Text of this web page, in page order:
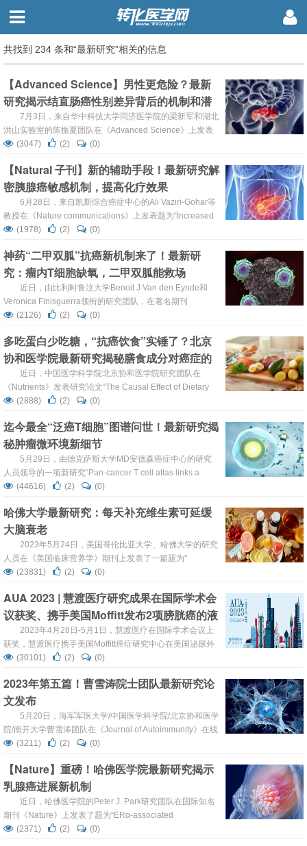
共找到 234 条和“最新研究”相关的信息
【Advanced Science】男性更危险？最新
研究揭示结直肠癌性别差异背后的机制和潜
在治疗靶点！
7月3日，来自华中科技大学同济医学院的梁新军和湖北
洪山实验室的陈振夏团队在《Advanced Science》上发表
了名为“Male-Biased Gut Microbiome and Metabolites
研究性别偏见的肠道微生物群和代谢物的角度来解释CRC中
这种性别二形性的潜在原因，揭示性别差异...
(3047) (2) (0)
【Natural 子刊】新的辅助手段！最新研究解
密胰腺癌敏感机制，提高化疗效果
6月28日，来自凯斯综合癌症中心的Ali Vaziri-Gohar等
教授在《Nature communications》上发表题为“Increased
glucose availability sensitizes pancreatic cancer to
对化疗更加敏感。 https://www.na...
(1978) (2) (0)
神药“二甲双胍”抗癌新机制来了！最新研
究：瘤内T细胞缺氧，二甲双胍能救场
近日，由比利时鲁汶大学Benoit J Van den Eynde和
Veronica Finisguerra领衔的研究团队，在著名期刊
《Journal for ImmunoTherapy of Cancer》发表研究论
rescuing tumor-infiltrating CD8 T ...
(2126) (2) (0)
多吃蛋白少吃糖，“抗癌饮食”实锤了？北京
协和医学院最新研究揭秘膳食成分对癌症的
影响近日，中国医学科学院北京协和医学院研究团队在
《Nutrients》发表研究论文“The Causal Effect of Dietary
Composition on the Risk of Breast Cancer: A Mendelian
在遗传上降低了患乳腺癌的风险，而较高的相对糖摄入量则
增加了患乳腺癌的风险。 ...
(2888) (2) (0)
迄今最全“泛癌T细胞”图谱问世！最新研究揭
秘肿瘤微环境新细节
5月29日，由德克萨斯大学MD安德森癌症中心的研究
人员领导的一项新研究“Pan-cancer T cell atlas links a
cellular stress response state to immunotherapy
广泛多样性以及它们在复杂的肿瘤微环境中的关系和作用提
供了更深入的了解，为理解癌症免...
(44616) (2) (0)
哈佛大学最新研究：每天补充维生素可延缓
大脑衰老
2023年5月24日，美国哥伦比亚大学、哈佛大学的研究
人员在《美国临床营养学》期刊上发表了一篇题为"
Multivitamin supplementation improves memory in older
示，每天补充多种维生素可增强老年人的记忆力并减缓认知
能力下降，每天补充维生素，相当于记忆力提...
(23831) (2) (0)
AUA 2023 | 慧渡医疗研究成果在国际学术会
议获奖、携手美国Moffitt发布2项膀胱癌的液
体活检最新研究进展
2023年4月28日-5月1日，慧渡医疗在国际学术会议上
获奖，慧渡医疗携手美国Moffitt癌症研究中心在美国泌尿外
科协会（AUA）年会上重磅发布2项最新学术研究成果，推
引领新一代液态活检在国际泌尿生殖系统肿瘤领域临床应用
最前沿。 一年一度的全球泌尿外科界盛会——美国泌尿外科
学会（AUA）...
(30101) (2) (0)
2023年第五篇！曹雪涛院士团队最新研究论
文发布
5月20日，海军军医大学/中国医学科学院/北京协和医学
院/南开大学曹雪涛团队在《Journal of Autoimmunity》在线
发表题为“Metabolic enzyme Suclg2 maintains
suppressing Lactb succinylation”的研究论...
(3211) (2) (0)
【Nature】重磅！哈佛医学院最新研究揭示
乳腺癌进展新机制
近日，哈佛医学院的Peter J. Park研究团队在国际知名
期刊《Nature》上发表了题为“ERα-associated
translocations underlie oncogene amplifications in breast
(2371) (2) (0)